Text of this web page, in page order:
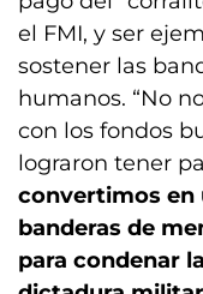
el FMI, y ser
sostener las
humanos. “No
con los fondos
lograron tener
convertimos en
banderas de
para condenar